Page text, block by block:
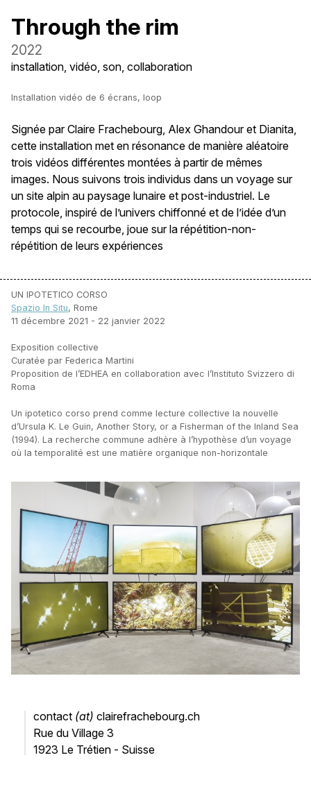
Through the rim
2022
installation, vidéo, son, collaboration
Installation vidéo de 6 écrans, loop
Signée par Claire Frachebourg, Alex Ghandour et Dianita,
cette installation met en résonance de manière aléatoire
trois vidéos différentes montées à partir de mêmes
images. Nous suivons trois individus dans un voyage sur
un site alpin au paysage lunaire et post-industriel. Le
protocole, inspiré de l’univers chiffonné et de l’idée d’un
temps qui se recourbe, joue sur la répétition-non-
répétition de leurs expériences
UN IPOTETICO CORSO
Spazio In Situ, Rome
11 décembre 2021 - 22 janvier 2022
Exposition collective
Curatée par Federica Martini
Proposition de l’EDHEA en collaboration avec l’Instituto Svizzero di
Roma
Un ipotetico corso prend comme lecture collective la nouvelle
d’Ursula K. Le Guin, Another Story, or a Fisherman of the Inland Sea
(1994). La recherche commune adhère à l’hypothèse d’un voyage
où la temporalité est une matière organique non-horizontale
contact (at) clairefrachebourg.ch
Rue du Village 3
1923 Le Trétien - Suisse